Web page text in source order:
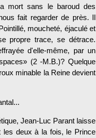
mort sans le baroud des
fait regarder de près. Il
moucheté, éjaculé et
propre trace, se détrace.
d'elle-même, par un
(2 -M.B.)? Quelque
minable la Reine devient
Jean-Luc Parant laisse
les deux à la fois, le Prince